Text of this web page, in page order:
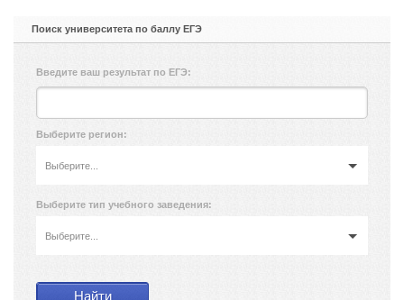
Поиск университета по баллу ЕГЭ
Введите ваш результат по ЕГЭ:
Выберите регион:
Выберите...
Выберите тип учебного заведения:
Выберите...